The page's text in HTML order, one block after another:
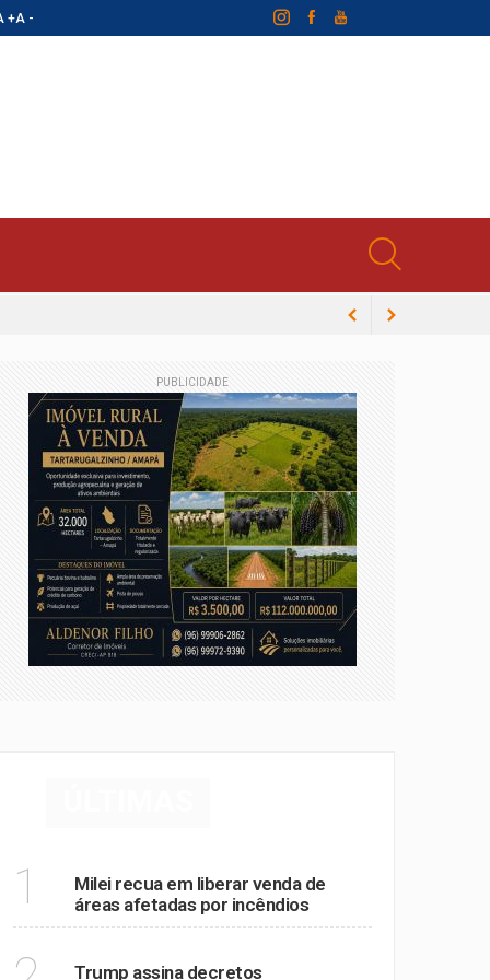
+A -
PUBLICIDADE
1
Milei recua em liberar venda de
áreas afetadas por incêndios
Trump assina decretos